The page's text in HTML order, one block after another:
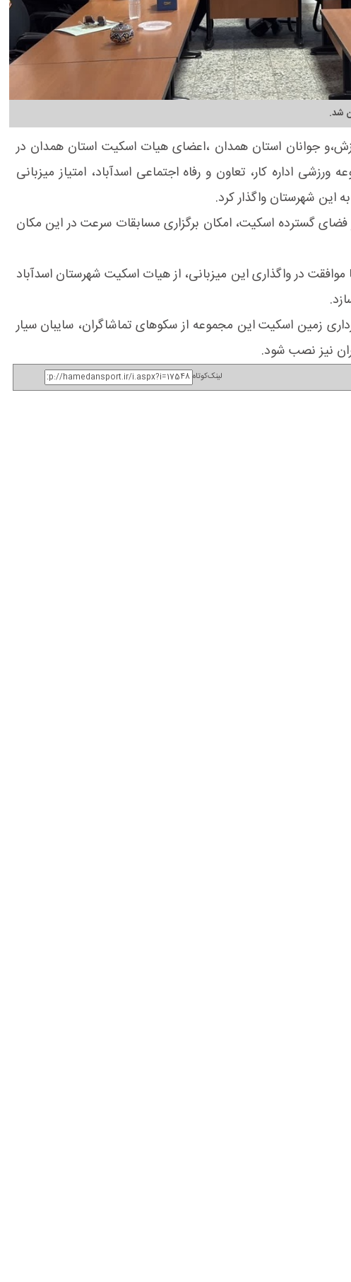
شد.
جوانان استان همدان ،اعضای هیات اسکیت استان همدان در
اداره کار، تعاون و رفاه اجتماعی اسدآباد، امتیاز میزبانی
این شهرستان واگذار کرد.
فضای گسترده اسکیت، امکان برگزاری مسابقات سرعت در این مکان
در واگذاری این میزبانی، از هیات اسکیت شهرستان اسدآباد
زمین اسکیت این مجموعه از سکوهای تماشاگران، سایبان سیار
نیز نصب شود.
لینک‌کوتاه